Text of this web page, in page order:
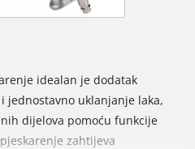
idealan je dodatak
jednostavno uklanjanje laka,
dijelova pomoću funkcije
zahtijeva